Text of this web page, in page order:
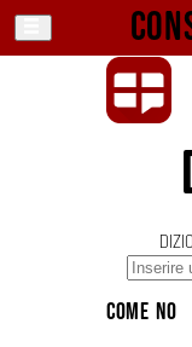
come no